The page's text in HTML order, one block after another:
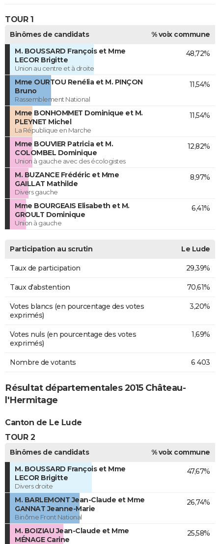
TOUR 1
Binômes de candidats
% voix commune
M. BOUSSARD François et Mme
LECOR Brigitte
Union au centre et à droite
48,72%
Mme OURTOU Renélia et M. PINÇON
Bruno
Rassemblement National
11,54%
Mme BONHOMMET Dominique et M.
PLEYNET Michel
La République en Marche
11,54%
Mme BOUVIER Patricia et M.
COLOMBEL Dominique
Union à gauche avec des écologistes
12,82%
M. BUZANCE Frédéric et Mme
GAILLAT Mathilde
Divers gauche
8,97%
Mme BOURGEAIS Elisabeth et M.
GROULT Dominique
Union à gauche
6,41%
Participation au scrutin Le Lude
Taux de participation 29,39%
Taux d'abstention 70,61%
Votes blancs (en pourcentage des votes
exprimés)
3,20%
Votes nuls (en pourcentage des votes
exprimés)
1,69%
Nombre de votants 6 403
Résultat départementales 2015 Château-
l'Hermitage
Canton de Le Lude
TOUR 2
Binômes de candidats
% voix commune
M. BOUSSARD François et Mme
LECOR Brigitte
Divers droite
47,67%
M. BARLEMONT Jean-Claude et Mme
GANNAT Jeanne-Marie
Binôme Front National
26,74%
M. BOIZIAU Jean-Claude et Mme
MÉNAGE Carine
25,58%